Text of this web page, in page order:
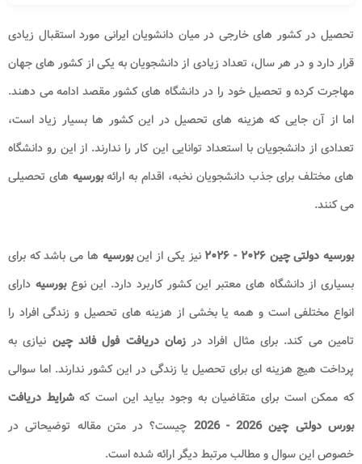
تحصیل در کشور های خارجی در میان دانشویان ایرانی مورد استقبال زیادی
قرار دارد و در هر سال، تعداد زیادی از دانشجویان به یکی از کشور های جهان
مهاجرت کرده و تحصیل خود را در دانشگاه های کشور مقصد ادامه می دهند.
اما از آن جایی که هزینه های تحصیل در این کشور ها بسیار زیاد است،
تعدادی از دانشجویان با استعداد توانایی این کار را ندارند. از این رو دانشگاه
های مختلف برای جذب دانشجویان نخبه، اقدام به ارائهبورسیه های تحصیلی
می کنند.
بورسیه دولتی چین ۲۰۲۶ - ۲۰۲۶ نیز یکی از اینبورسیه ها می باشد که برای
بسیاری از دانشگاه های معتبر این کشور کاربرد دارد. این نوعبورسیه دارای
انواع مختلفی است و همه یا بخشی از هزینه های تحصیل و زندگی افراد را
تامین می کند. برای مثال افراد درزمان دریافت فول فاند چین نیازی به
پرداخت هیچ هزینه ای برای تحصیل یا زندگی در این کشور ندارند. اما سوالی
که ممکن است برای متقاضیان به وجود بیاید این است کهشرایط دریافت
بورس دولتی چین 2026 - 2026
چیست؟ در متن مقاله توضیحاتی در
خصوص این سوال و مطالب مرتبط دیگر ارائه شده است.